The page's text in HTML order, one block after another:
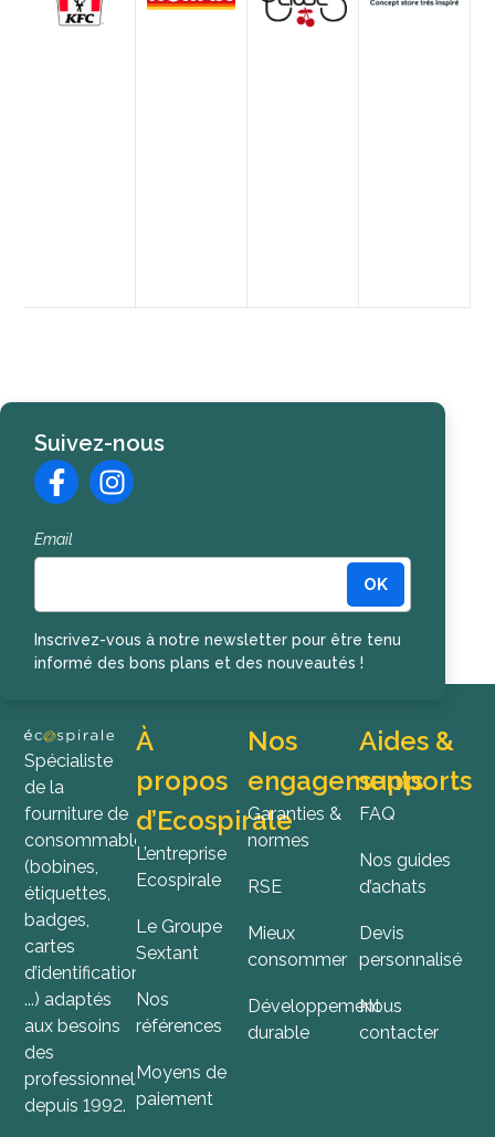
Suivez-nous
Email
OK
Inscrivez-vous à notre newsletter pour être tenu
informé des bons plans et des nouveautés !
Spécialiste
de la
fourniture de
consommables
(bobines,
étiquettes,
badges,
cartes
d’identification,
...) adaptés
aux besoins
des
professionnels
depuis 1992.
À
propos
d’Ecospirale
L’entreprise
Ecospirale
Le Groupe
Sextant
Nos
références
Moyens de
paiement
Nos
engagements
Garanties &
normes
RSE
Mieux
consommer
Développement
durable
Aides &
supports
FAQ
Nos guides
d’achats
Devis
personnalisé
Nous
contacter